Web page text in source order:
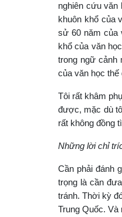
nghiên cứu văn
khuôn khổ của
sử 60 năm của
khổ của văn
trong ngữ cảnh
của văn học
Tôi rất khâm
được, mặc dù
rất không đồng
Những lời chỉ
Cần phải đánh
trọng là cần
tránh. Thời kỳ
Trung Quốc. Và